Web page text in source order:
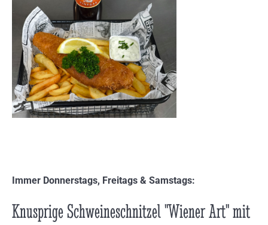
Immer Donnerstags, Freitags & Samstags:
Knusprige Schweineschnitzel "Wiener Art" mit